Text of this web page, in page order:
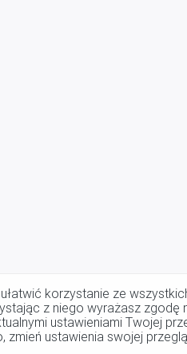
korzystanie ze
z niego wyrażasz zgodę
ustawieniami Twojej
zmień ustawienia swojej